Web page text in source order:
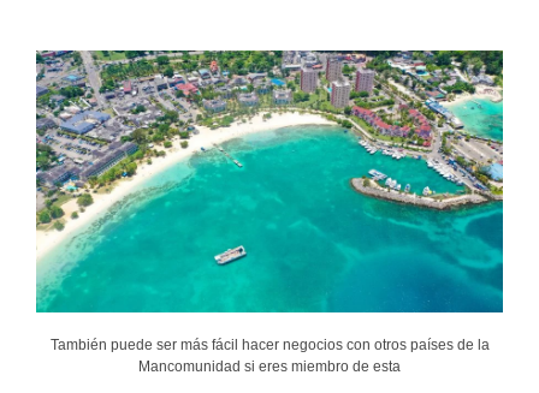
También puede ser más fácil hacer negocios con otros países de la
Mancomunidad si eres miembro de esta